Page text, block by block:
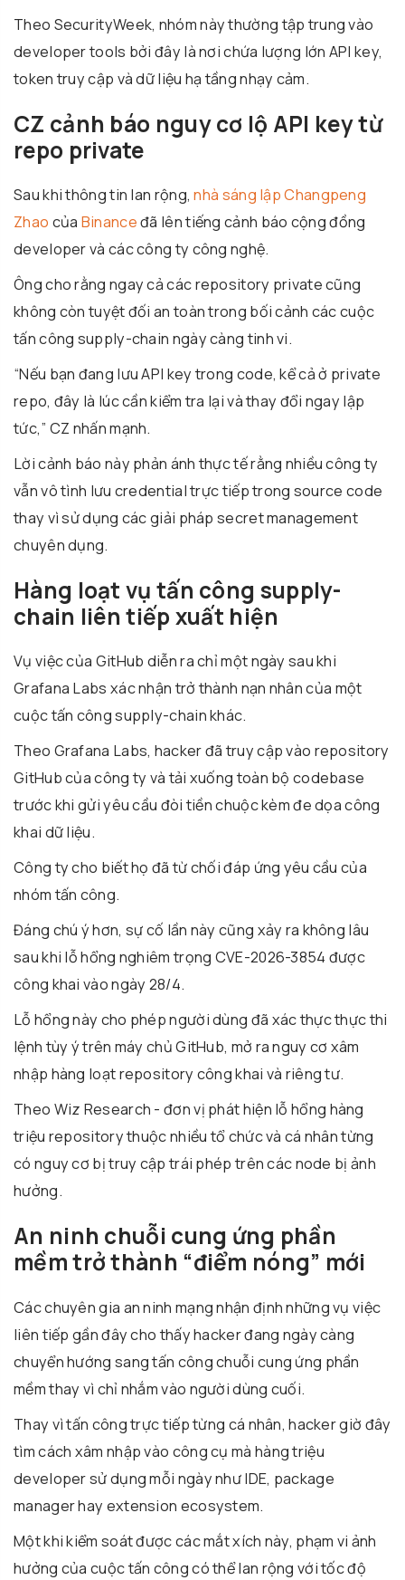
Theo SecurityWeek, nhóm này thường tập trung vào
developer tools bởi đây là nơi chứa lượng lớn API key,
token truy cập và dữ liệu hạ tầng nhạy cảm.
CZ cảnh báo nguy cơ lộ API key từ
repo private
Sau khi thông tin lan rộng,nhà sáng lập Changpeng
Zhao của Binanceđã lên tiếng cảnh báo cộng đồng
developer và các công ty công nghệ.
Ông cho rằng ngay cả các repository private cũng
không còn tuyệt đối an toàn trong bối cảnh các cuộc
tấn công supply-chain ngày càng tinh vi.
“Nếu bạn đang lưu API key trong code, kể cả ở private
repo, đây là lúc cần kiểm tra lại và thay đổi ngay lập
tức,” CZ nhấn mạnh.
Lời cảnh báo này phản ánh thực tế rằng nhiều công ty
vẫn vô tình lưu credential trực tiếp trong source code
thay vì sử dụng các giải pháp secret management
chuyên dụng.
Hàng loạt vụ tấn công supply-
chain liên tiếp xuất hiện
Vụ việc của GitHub diễn ra chỉ một ngày sau khi
Grafana Labs xác nhận trở thành nạn nhân của một
cuộc tấn công supply-chain khác.
Theo Grafana Labs, hacker đã truy cập vào repository
GitHub của công ty và tải xuống toàn bộ codebase
trước khi gửi yêu cầu đòi tiền chuộc kèm đe dọa công
khai dữ liệu.
Công ty cho biết họ đã từ chối đáp ứng yêu cầu của
nhóm tấn công.
Đáng chú ý hơn, sự cố lần này cũng xảy ra không lâu
sau khi lỗ hổng nghiêm trọng CVE-2026-3854 được
công khai vào ngày 28/4.
Lỗ hổng này cho phép người dùng đã xác thực thực thi
lệnh tùy ý trên máy chủ GitHub, mở ra nguy cơ xâm
nhập hàng loạt repository công khai và riêng tư.
Theo Wiz Research - đơn vị phát hiện lỗ hổng hàng
triệu repository thuộc nhiều tổ chức và cá nhân từng
có nguy cơ bị truy cập trái phép trên các node bị ảnh
hưởng.
An ninh chuỗi cung ứng phần
mềm trở thành “điểm nóng” mới
Các chuyên gia an ninh mạng nhận định những vụ việc
liên tiếp gần đây cho thấy hacker đang ngày càng
chuyển hướng sang tấn công chuỗi cung ứng phần
mềm thay vì chỉ nhắm vào người dùng cuối.
Thay vì tấn công trực tiếp từng cá nhân, hacker giờ đây
tìm cách xâm nhập vào công cụ mà hàng triệu
developer sử dụng mỗi ngày như IDE, package
manager hay extension ecosystem.
Một khi kiểm soát được các mắt xích này, phạm vi ảnh
hưởng của cuộc tấn công có thể lan rộng với tốc độ